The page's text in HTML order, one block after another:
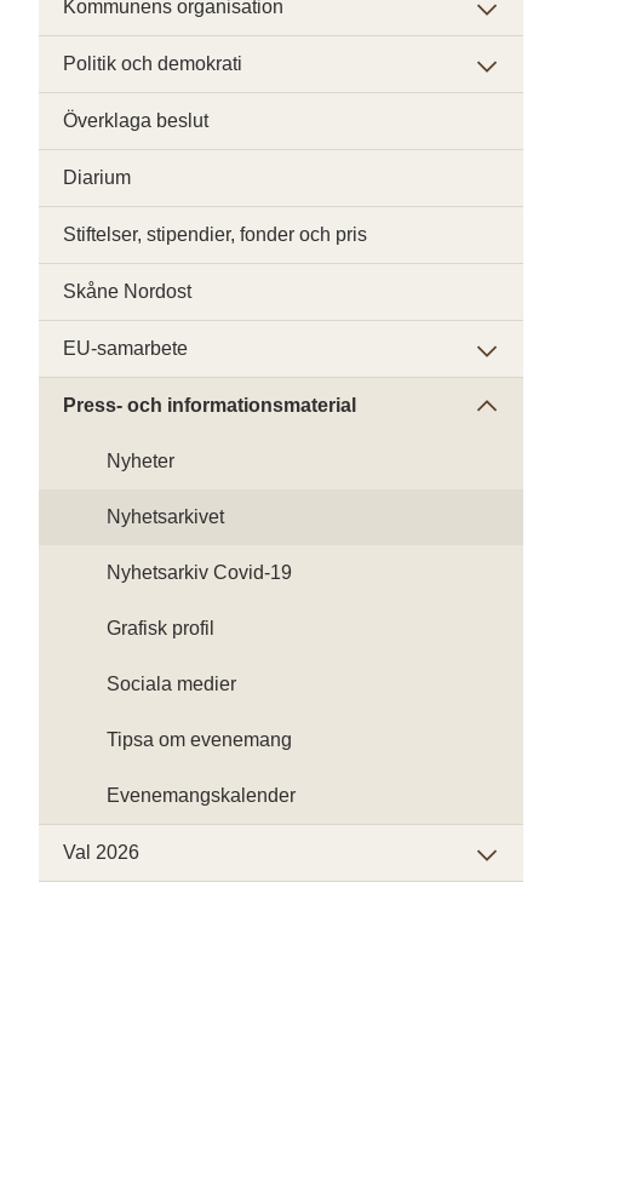
Kommunens organisation
Politik och demokrati
Överklaga beslut
Diarium
Stiftelser, stipendier, fonder och pris
Skåne Nordost
EU-samarbete
Press- och informationsmaterial
Nyheter
Nyhetsarkivet
Nyhetsarkiv Covid-19
Grafisk profil
Sociala medier
Tipsa om evenemang
Evenemangskalender
Val 2026